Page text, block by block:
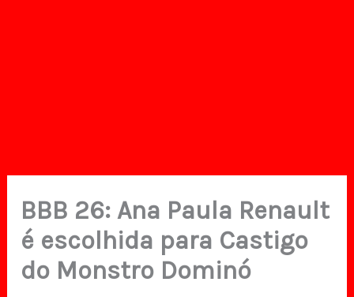
BBB 26: Ana Paula Renault
é escolhida para Castigo
do Monstro Dominó